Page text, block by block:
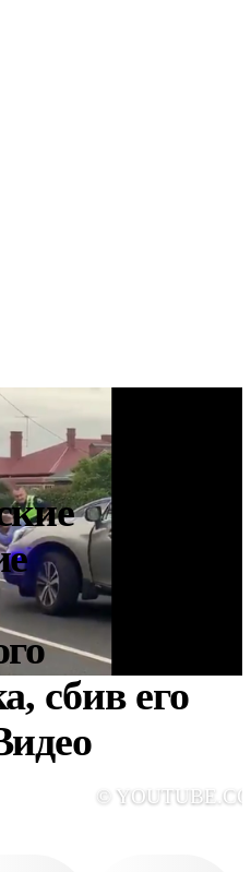
сбив его
©